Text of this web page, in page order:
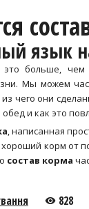
язык
больше, чем
Мы можем
из чего они
и как это
, написанная
хороший корм от
состав корма
828